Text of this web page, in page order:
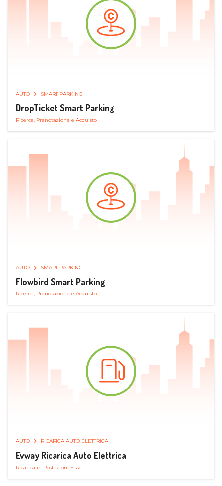
AUTO SMART PARKING
DropTicket Smart Parking
Ricerca, Prenotazione e Acquisto
AUTO SMART PARKING
Flowbird Smart Parking
Ricerca, Prenotazione e Acquisto
AUTO RICARICA AUTO ELETTRICA
Evway Ricarica Auto Elettrica
Ricarica in Postazioni Fisse